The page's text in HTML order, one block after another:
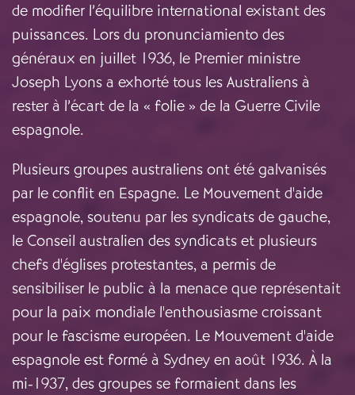
de modifier l’équilibre international existant des
puissances. Lors du pronunciamiento des
généraux en juillet 1936, le Premier ministre
Joseph Lyons a exhorté tous les Australiens à
rester à l’écart de la « folie » de la Guerre Civile
espagnole.
Plusieurs groupes australiens ont été galvanisés
par le conflit en Espagne. Le Mouvement d'aide
espagnole, soutenu par les syndicats de gauche,
le Conseil australien des syndicats et plusieurs
chefs d'églises protestantes, a permis de
sensibiliser le public à la menace que représentait
pour la paix mondiale l'enthousiasme croissant
pour le fascisme européen. Le Mouvement d'aide
espagnole est formé à Sydney en août 1936. À la
mi-1937, des groupes se formaient dans les